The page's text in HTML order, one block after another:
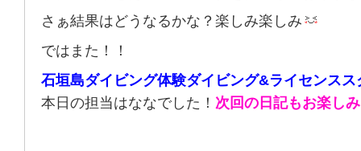
さぁ結果はどうなるかな？楽しみ楽しみ
ではまた！！
石垣島ダイビング体験ダイビング&ライセンスス
本日の担当はななでした！ 次回の日記もお楽し